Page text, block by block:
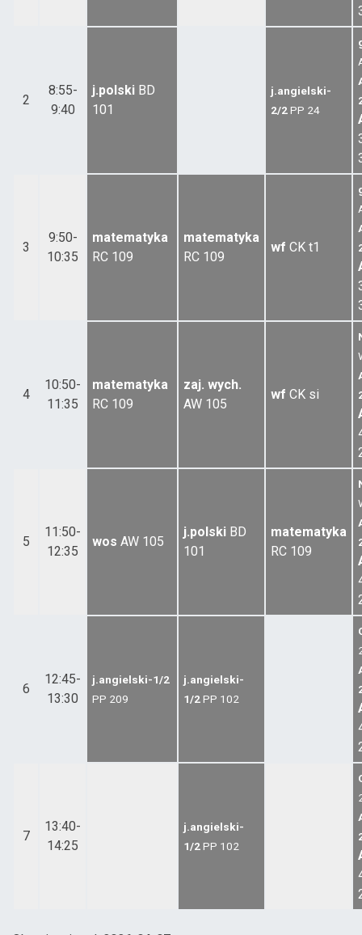
2
8:55-
9:40
j.polski BD
101
j.angielski-
2/2PP 24
3
9:50-
10:35
matematyka
RC 109
matematyka
RC 109
wf CK t1
4
10:50-
11:35
matematyka
RC 109
zaj. wych.
AW 105
wf CK si
5
11:50-
12:35
wos AW 105
j.polski BD
101
matematyka
RC 109
6
12:45-
13:30
j.angielski-1/2
PP 209
j.angielski-
1/2PP 102
7
13:40-
14:25
j.angielski-
1/2PP 102